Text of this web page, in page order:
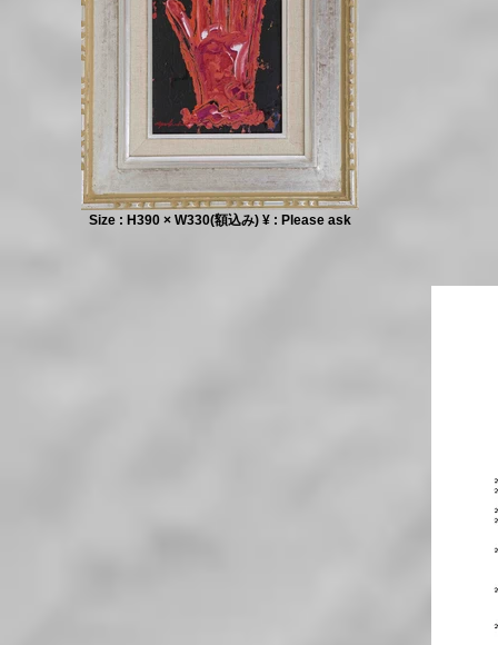
Size : H390 × W330(額込み) ¥ : Please ask